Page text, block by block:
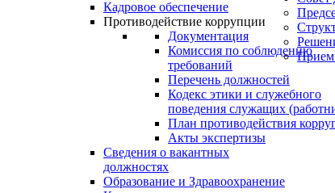
Кадровое обеспечение
Противодействие коррупции
Документация
Комиссия по соблюдению
требований
Перечень должностей
Кодекс этики и служебного
поведения служащих
План противодействия
Акты экспертизы
Сведения о вакантных
должностях
Образование и Здравоохранение
Прием